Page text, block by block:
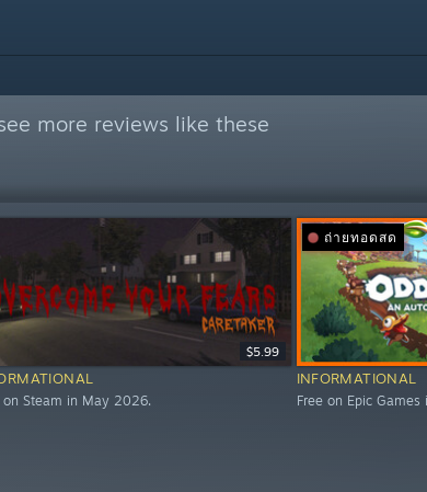
more reviews like these
$5.99
on Steam in May 2026.
ถ่ายทอดสด
INFORMATIONAL
Free on Epic